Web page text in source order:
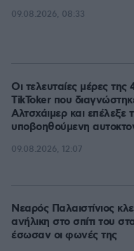
09.08.2026, 08:33
Οι τελευταίες μέρες της
TikToker που
Αλτσχάιμερ και επέλεξε
υποβοηθούμενη
09.08.2026, 12:07
Νεαρός Παλαιστίνιος
ανήλικη στο σπίτι του
έσωσαν οι φωνές της